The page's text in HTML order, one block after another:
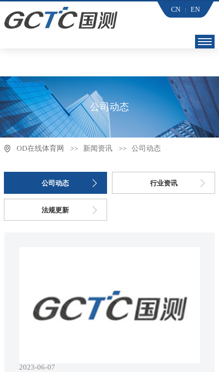
OD在线体育网
CN EN
OD在线体育网
关于国测
新闻资讯
合作单位
资料下载
报告查询
公司动态
OD在线体育网 >> 新闻资讯 >> 公司动态
公司动态 行业资讯
法规更新
2023-06-07